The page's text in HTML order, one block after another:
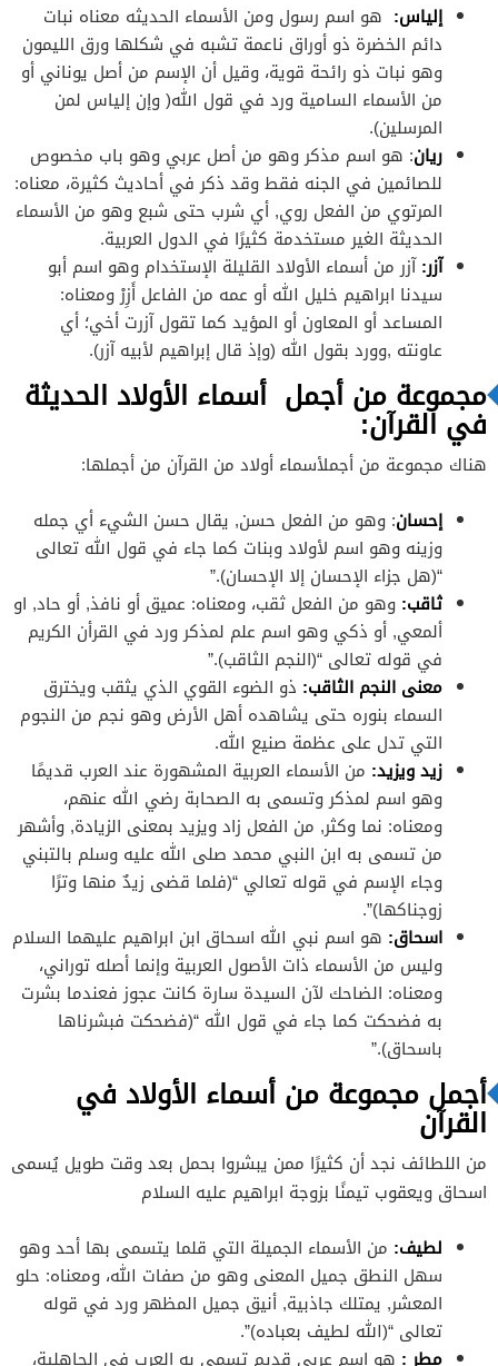
إلياس: هو اسم رسول ومن الأسماء الحديثه معناه نبات
دائم الخضرة ذو أوراق ناعمة تشبه في شكلها ورق الليمون
وهو نبات ذو رائحة قوية، وقيل أن الإسم من أصل يوناني أو
من الأسماء السامية ورد في قول الله( وإن إلياس لمن
المرسلين).
ريان: هو اسم مذكر وهو من أصل عربي وهو باب مخصوص
للصائمين في الجنه فقط وقد ذكر في أحاديث كثيرة، معناه:
المرتوي من الفعل روي, أي شرب حتى شبع وهو من الأسماء
الحديثة الغير مستخدمة كثيرًا في الدول العربية.
آزر:آزر من أسماء الأولاد القليلة الإستخدام وهو اسم أبو
سيدنا ابراهيم خليل الله أو عمه من الفاعل أَزِرْ ومعناه:
المساعد أو المعاون أو المؤيد كما تقول آزرت أخي؛ أي
عاونته ,وورد بقول الله (وإذ قال إبراهيم لأبيه آزر).
مجموعة من أجمل أسماء الأولاد الحديثة
في القرآن:
هناك مجموعة من أجملأسماء أولاد من القرآن من أجملها:
إحسان: وهو من الفعل حسن, يقال حسن الشيء أي جمله
وزينه وهو اسم لأولاد وبنات كما جاء في قول الله تعالى
“(هل جزاء الإحسان إلا الإحسان).”
ثاقب: وهو من الفعل ثقب، ومعناه: عميق أو نافذ, أو حاد, او
ألمعي, أو ذكي وهو اسم علم لمذكر ورد في القرأن الكريم
في قوله تعالى “(النجم الثاقب).”
معنى النجم الثاقب: ذو الضوء القوي الذي يثقب ويخترق
السماء بنوره حتى يشاهده أهل الأرض وهو نجم من النجوم
التي تدل على عظمة صنيع الله.
زيد ويزيد: من الأسماء العربية المشهورة عند العرب قديمًا
وهو اسم لمذكر وتسمى به الصحابة رضي الله عنهم،
ومعناه: نما وكثر, من الفعل زاد ويزيد بمعنى الزيادة, وأشهر
من تسمى به ابن النبي محمد صلى الله عليه وسلم بالتبني
وجاء الإسم في قوله تعالي “(فلما قضى زيدٌ منها وترًا
زوجناكها)”.
اسحاق: هو اسم نبي الله اسحاق ابن ابراهيم عليهما السلام
وليس من الأسماء ذات الأصول العربية وإنما أصله توراني،
ومعناه: الضاحك لآن السيدة سارة كانت عجوز فعندما بشرت
به فضحكت كما جاء في قول الله “(فضحكت فبشرناها
باسحاق).”
أجمل مجموعة من أسماء الأولاد في
القرآن
من اللطائف نجد أن كثيرًا ممن يبشروا بحمل بعد وقت طويل يُسمى
اسحاق ويعقوب تيمنًا بزوجة ابراهيم عليه السلام
لطيف: من الأسماء الجميلة التي قلما يتسمى بها أحد وهو
سهل النطق جميل المعنى وهو من صفات الله، ومعناه: حلو
المعشر, يمتلك جاذبية, أنيق جميل المظهر ورد في قوله
تعالى “(الله لطيف بعباده)”.